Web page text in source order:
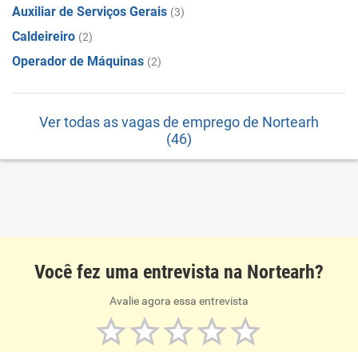
Auxiliar de Serviços Gerais (3)
Caldeireiro (2)
Operador de Máquinas (2)
Ver todas as vagas de emprego de Nortearh
(46)
Você fez uma entrevista na Nortearh?
Avalie agora essa entrevista